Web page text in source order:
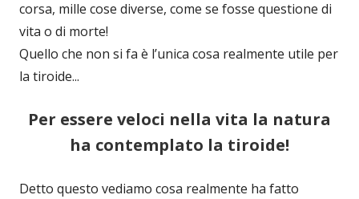
corsa, mille cose diverse, come se fosse questione di
vita o di morte!
Quello che non si fa è l’unica cosa realmente utile per
la tiroide...
Per essere veloci nella vita la natura
ha contemplato la tiroide!
Detto questo vediamo cosa realmente ha fatto